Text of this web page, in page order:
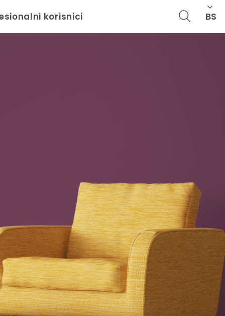
korisnici BS